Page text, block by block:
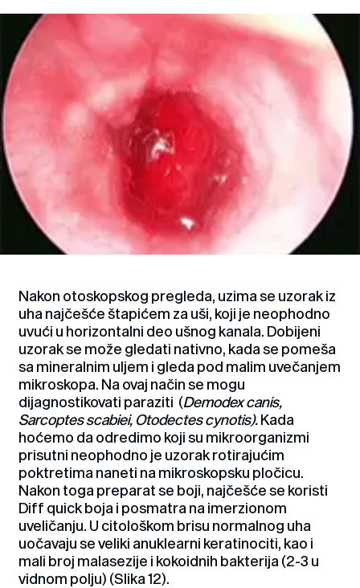
Nakon otoskopskog pregleda, uzima se uzorak iz
uha najčešće štapićem za uši, koji je neophodno
uvući u horizontalni deo ušnog kanala. Dobijeni
uzorak se može gledati nativno, kada se pomeša
sa mineralnim uljem i gleda pod malim uvečanjem
mikroskopa. Na ovaj način se mogu
dijagnostikovati paraziti (Demodex canis,
Sarcoptes scabiei, Otodectes cynotis).Kada
hoćemo da odredimo koji su mikroorganizmi
prisutni neophodno je uzorak rotirajućim
poktretima naneti na mikroskopsku pločicu.
Nakon toga preparat se boji, najčešće se koristi
Diff quick boja i posmatra na imerzionom
uveličanju. U citološkom brisu normalnog uha
uočavaju se veliki anuklearni keratinociti, kao i
mali broj malasezije i kokoidnih bakterija (2-3 u
vidnom polju) (Slika 12).